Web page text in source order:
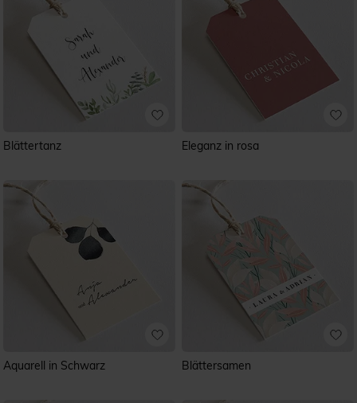
Blättertanz Eleganz in rosa
Aquarell in Schwarz Blättersamen